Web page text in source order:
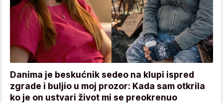
Danima je beskućnik sedeo na klupi ispred
zgrade i buljio u moj prozor: Kada sam otkrila
ko je on ustvari život mi se preokrenuo